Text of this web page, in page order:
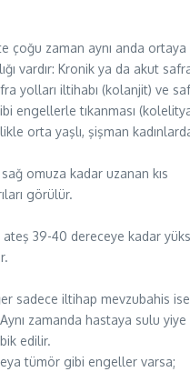
çoğu zaman aynı anda ortaya
vardır: Kronik ya da akut
yolları iltihabı (kolanjit) ve saf
engellerle tıkanması
orta yaşlı, şişman
omuza kadar uzanan kıs
görülür.
39-40 dereceye kadar
sadece iltihap mevzubahis ise
zamanda hastaya sulu yiye
edilir.
tümör gibi engeller varsa;